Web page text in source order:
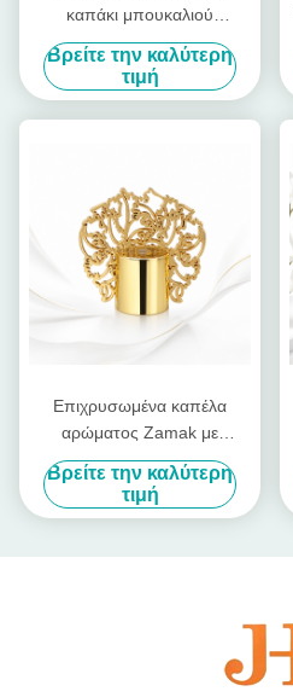
καπάκι μπουκαλιού
αρώματος, μοναδικό
σχεδιασμό μεταλλικού
καπάκι μπουκαλιού
αρώματος
Βρείτε την καλύτερη
τιμή
Επιχρυσωμένα καπέλα
αρώματος Zamak με
προσαρμόσιμο σχέδιο και
γυαλισμένο φινίρισμα με
καθρέφτη
Βρείτε την καλύτερη
τιμή